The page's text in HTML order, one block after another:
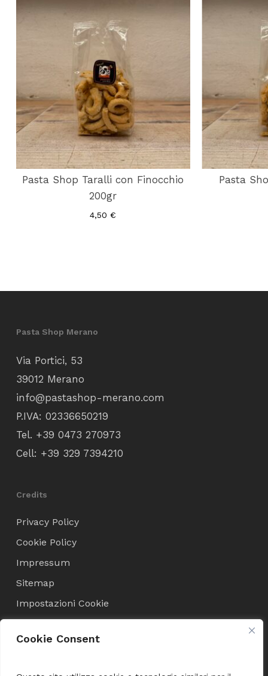
Cookie Consent
Pasta Shop Taralli con Finocchio
200gr
4,50€
Pasta
Pasta Shop Merano
Via Portici, 53
39012 Merano
info@pastashop-merano.com
P.IVA: 02336650219
Tel. +39 0473 270973
Cell: +39 329 7394210
Credits
Privacy Policy
Cookie Policy
Impressum
Sitemap
Impostazioni Cookie
Condizioni di Vendita
Termini e Condizioni